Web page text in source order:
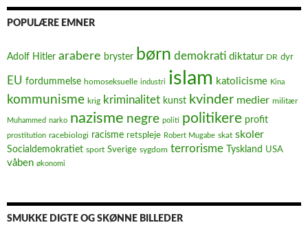
POPULÆRE EMNER
Adolf Hitler arabere bryster børn demokrati diktatur DR dyr
EU fordummelse homoseksuelle industri islam katolicisme Kina
kommunisme krig kriminalitet kunst kvinder medier militær
Muhammed narko nazisme negre politi politikere profit
prostitution racebiologi racisme retspleje Robert Mugabe skat skoler
Socialdemokratiet sport Sverige sygdom terrorisme Tyskland USA
våben økonomi
SMUKKE DIGTE OG SKØNNE BILLEDER